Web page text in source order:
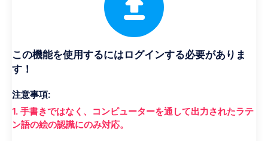
この機能を使用するにはログインする必要がありま
す！
注意事項:
1. 手書きではなく、コンピューターを通して出力されたラテ
ン語の絵の認識にのみ対応。